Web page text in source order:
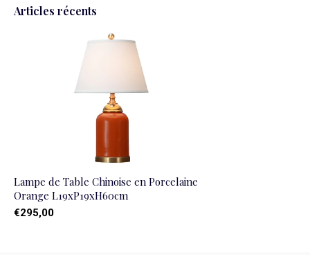
Articles récents
Lampe de Table Chinoise en Porcelaine
Orange L19xP19xH60cm
€295,00